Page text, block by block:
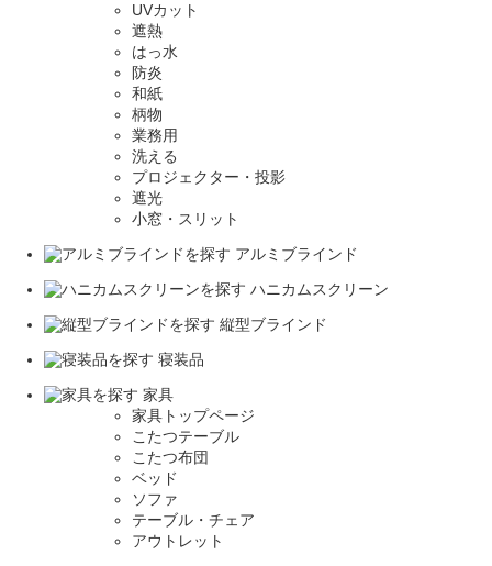
UVカット
遮熱
はっ水
防炎
和紙
柄物
業務用
洗える
プロジェクター・投影
遮光
小窓・スリット
アルミブラインド
ハニカムスクリーン
縦型ブラインド
寝装品
家具
家具トップページ
こたつテーブル
こたつ布団
ベッド
ソファ
テーブル・チェア
アウトレット